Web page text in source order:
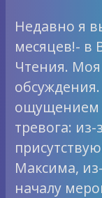
Недавно я
месяцев!- в
Чтения.
ощущением
тревога: из-
Максима,
началу